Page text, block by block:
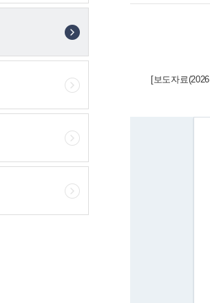
[보도자료